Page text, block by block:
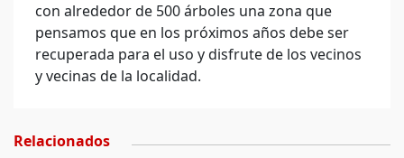
con alrededor de 500 árboles una zona que
pensamos que en los próximos años debe ser
recuperada para el uso y disfrute de los vecinos
y vecinas de la localidad.
Relacionados